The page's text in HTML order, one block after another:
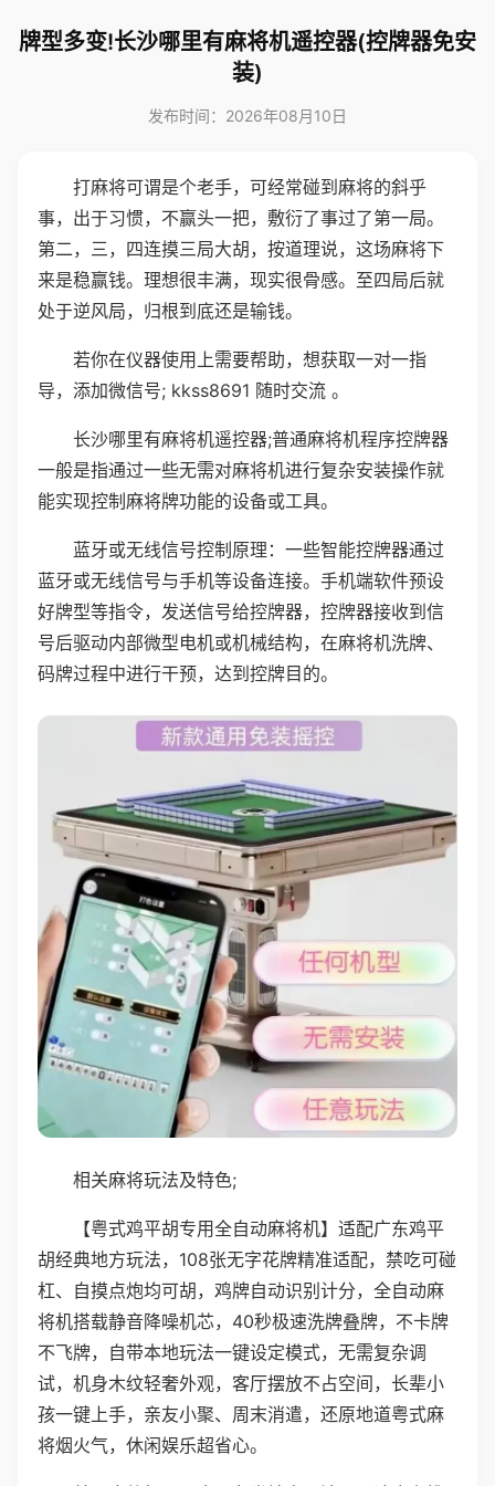
牌型多变!长沙哪里有麻将机遥控器(控牌器免安
装)
发布时间：2026年08月10日
打麻将可谓是个老手，可经常碰到麻将的斜乎
事，出于习惯，不赢头一把，敷衍了事过了第一局。
第二，三，四连摸三局大胡，按道理说，这场麻将下
来是稳赢钱。理想很丰满，现实很骨感。至四局后就
处于逆风局，归根到底还是输钱。
若你在仪器使用上需要帮助，想获取一对一指
导，添加微信号; kkss8691 随时交流 。
长沙哪里有麻将机遥控器;普通麻将机程序控牌器
一般是指通过一些无需对麻将机进行复杂安装操作就
能实现控制麻将牌功能的设备或工具。
蓝牙或无线信号控制原理：一些智能控牌器通过
蓝牙或无线信号与手机等设备连接。手机端软件预设
好牌型等指令，发送信号给控牌器，控牌器接收到信
号后驱动内部微型电机或机械结构，在麻将机洗牌、
码牌过程中进行干预，达到控牌目的。
相关麻将玩法及特色;
【粤式鸡平胡专用全自动麻将机】适配广东鸡平
胡经典地方玩法，108张无字花牌精准适配，禁吃可碰
杠、自摸点炮均可胡，鸡牌自动识别计分，全自动麻
将机搭载静音降噪机芯，40秒极速洗牌叠牌，不卡牌
不飞牌，自带本地玩法一键设定模式，无需复杂调
试，机身木纹轻奢外观，客厅摆放不占空间，长辈小
孩一键上手，亲友小聚、周末消遣，还原地道粤式麻
将烟火气，休闲娱乐超省心。